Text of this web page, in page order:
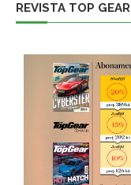
REVISTA TOP GEAR